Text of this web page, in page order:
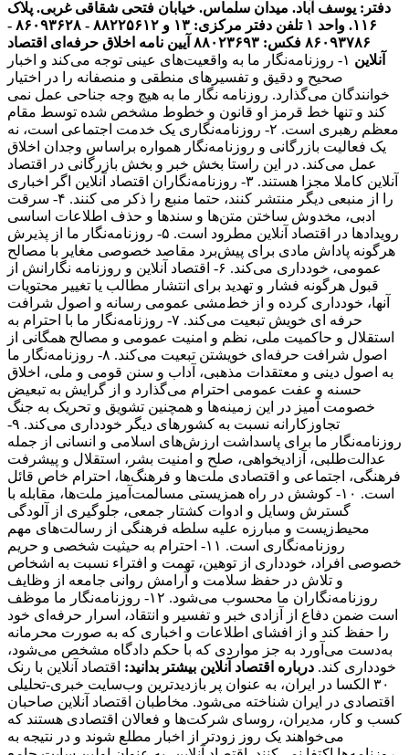
دفتر: یوسف آباد. میدان سلماس. خیابان فتحی شقاقی غربی. پلاک
۱۱۶. واحد ۱
تلفن دفتر مرکزی: ۱۳ و ۸۸۲۲۵۶۱۲ - ۸۶۰۹۳۶۲۸ -
۸۶۰۹۳۷۸۶ فکس: ۸۸۰۲۳۶۹۳
آیین نامه اخلاق حرفه‌ای اقتصاد
آنلاین
۱- روزنامه‌نگار ما به واقعیت‌های عینی توجه می‌کند و اخبار
صحیح و دقیق و تفسیرهای منطقی و منصفانه را در اختیار
خوانندگان می‌گذارد. روزنامه نگار ما به هیچ وجه جناحی عمل نمی
کند و تنها خط قرمز او قانون و خطوط مشخص شده توسط مقام
معظم رهبری است. ۲- روزنامه‌نگاری یک خدمت اجتماعی است، نه
یک فعالیت بازرگانی و روزنامه‌نگار همواره براساس وجدان اخلاق
عمل می‌کند. در این راستا بخش خبر و بخش بازرگانی در اقتصاد
آنلاین کاملا مجزا هستند. ۳- روزنامه‌نگاران اقتصاد آنلاین اگر اخباری
را از منبعی دیگر منتشر کنند، حتما منبع را ذکر می کنند. ۴- سرقت
ادبی، مخدوش ساختن متن‌ها و سندها و حذف اطلاعات اساسی
رویدادها در اقتصاد آنلاین مطرود است. ۵- روزنامه‌نگار ما از پذیرش
هرگونه پاداش مادی برای پیش‌برد مقاصد خصوصی مغایر با مصالح
عمومی، خودداری می‌کند. ۶- اقتصاد آنلاین و روزنامه نگارانش از
قبول هرگونه فشار و تهدید برای انتشار مطالب یا تغییر محتویات
آنها، خودداری کرده و از خط‌مشی عمومی رسانه و اصول شرافت
حرفه ای خویش تبعیت می‌کند. ۷- روزنامه‌نگار ما با احترام به
استقلال و حاکمیت ملی، نظم و امنیت عمومی و مصالح همگانی از
اصول شرافت حرفه‌ای خویشتن تبعیت می‌کند. ۸- روزنامه‌نگار ما
به اصول دینی و معتقدات مذهبی، آداب و سنن قومی و ملی، اخلاق
حسنه و عفت عمومی احترام می‌گذارد و از گرایش به تبعیض
خصومت آمیز در این زمینه‌ها و همچنین تشویق و تحریک به جنگ
تجاوزکارانه نسبت به کشورهای دیگر خودداری می‌کند. ۹-
روزنامه‌نگار ما برای پاسداشت ارزش‌های اسلامی و انسانی از جمله
عدالت‌طلبی، آزادیخواهی، صلح و امنیت بشر، استقلال و پیشرفت
فرهنگی، اجتماعی و اقتصادی ملت‌ها و فرهنگ‌ها، احترام خاص قائل
است. ۱۰- کوشش در راه همزیستی مسالمت‌آمیز ملت‌ها، مقابله با
گسترش وسایل و ادوات کشتار جمعی، جلوگیری از آلودگی
محیط‌زیست و مبارزه علیه سلطه فرهنگی از رسالت‌های مهم
روزنامه‌نگاری است. ۱۱- احترام به حیثیت شخصی و حریم
خصوصی افراد، خودداری از توهین، تهمت و افتراء نسبت به اشخاص
و تلاش در حفظ سلامت و آرامش روانی جامعه از وظایف
روزنامه‌نگاران ما محسوب می‌شود. ۱۲- روزنامه‌نگار ما موظف
است ضمن دفاع از آزادی خبر و تفسیر و انتقاد، اسرار حرفه‌ای خود
را حفظ کند و از افشای اطلاعات و اخباری که به صورت محرمانه
به‌دست می‌آورد به جز مواردی که با حکم دادگاه مشخص می‌شود،
خودداری کند. درباره اقتصاد آنلاین بیشتر بدانید: اقتصاد آنلاین با رنک
۳۰ الکسا در ایران، به عنوان پر بازدیدترین وب‌سایت خبری-تحلیلی
اقتصادی در ایران شناخته می‌شود. مخاطبان اقتصاد آنلاین صاحبان
کسب و کار، مدیران، روسای شرکت‌ها و فعالان اقتصادی هستند که
می‌خواهند یک روز زودتر از اخبار مطلع شوند و در نتیجه به